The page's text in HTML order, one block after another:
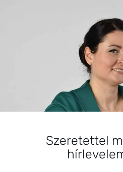
Sziasztok! Szarvas Niki
egészségügyi biomérnök,
Küldetésem a
Szeretettel